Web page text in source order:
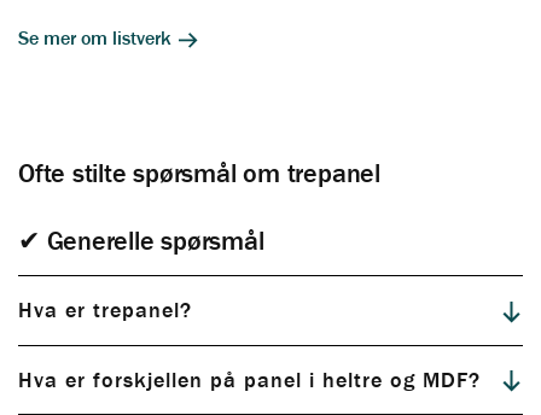
Se mer om listverk
Ofte stilte spørsmål om trepanel
✔ Generelle spørsmål
Hva er trepanel?
Hva er forskjellen på panel i heltre og MDF?